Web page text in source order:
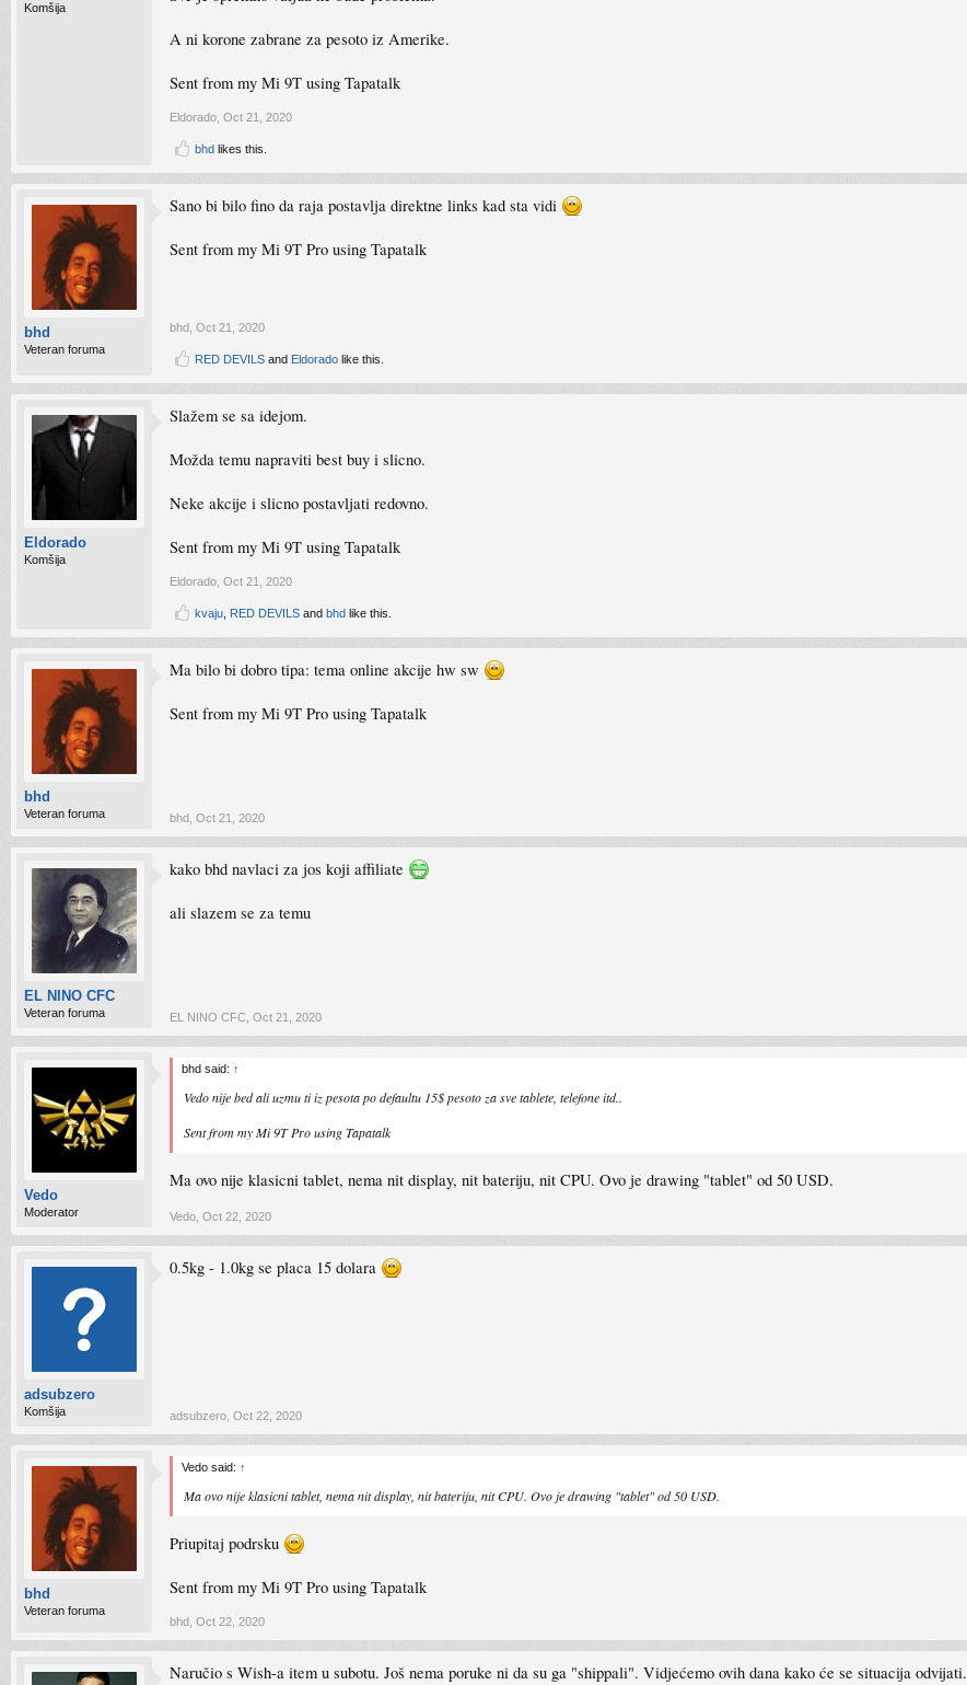
Komšija
A ni korone zabrane za pesoto iz Amerike.
Sent from my Mi 9T using Tapatalk
Eldorado Oct 21, 2020
bhd likes this.
bhd
Veteran foruma
Sano bi bilo fino da raja postavlja direktne links kad sta vidi
Sent from my Mi 9T Pro using Tapatalk
bhd Oct 21, 2020
RED DEVILS and Eldorado like this.
Eldorado
Komšija
Slažem se sa idejom.
Možda temu napraviti best buy i slicno.
Neke akcije i slicno postavljati redovno.
Sent from my Mi 9T using Tapatalk
Eldorado Oct 21, 2020
kvaju RED DEVILS and bhd like this.
bhd
Veteran foruma
Ma bilo bi dobro tipa: tema online akcije hw sw
Sent from my Mi 9T Pro using Tapatalk
bhd Oct 21, 2020
EL NINO CFC
Veteran foruma
kako bhd navlaci za jos koji affiliate
ali slazem se za temu
EL NINO CFC Oct 21, 2020
Vedo
Moderator
bhd said: ↑
Vedo nije bed ali uzmu ti iz pesota po defaultu 15$ pesoto za sve tablete, telefone itd..
Sent from my Mi 9T Pro using Tapatalk
Ma ovo nije klasicni tablet, nema nit display, nit bateriju, nit CPU. Ovo je drawing "tablet" od 50 USD.
Vedo Oct 22, 2020
adsubzero
Komšija
0.5kg - 1.0kg se placa 15 dolara
adsubzero Oct 22, 2020
bhd
Veteran foruma
Vedo said: ↑
Ma ovo nije klasicni tablet, nema nit display, nit bateriju, nit CPU. Ovo je drawing "tablet" od 50 USD.
Priupitaj podrsku
Sent from my Mi 9T Pro using Tapatalk
bhd Oct 22, 2020
Naručio s Wish-a item u subotu. Još nema poruke ni da su ga "shippali". Vidjećemo ovih dana kako će se situacija odvijati.